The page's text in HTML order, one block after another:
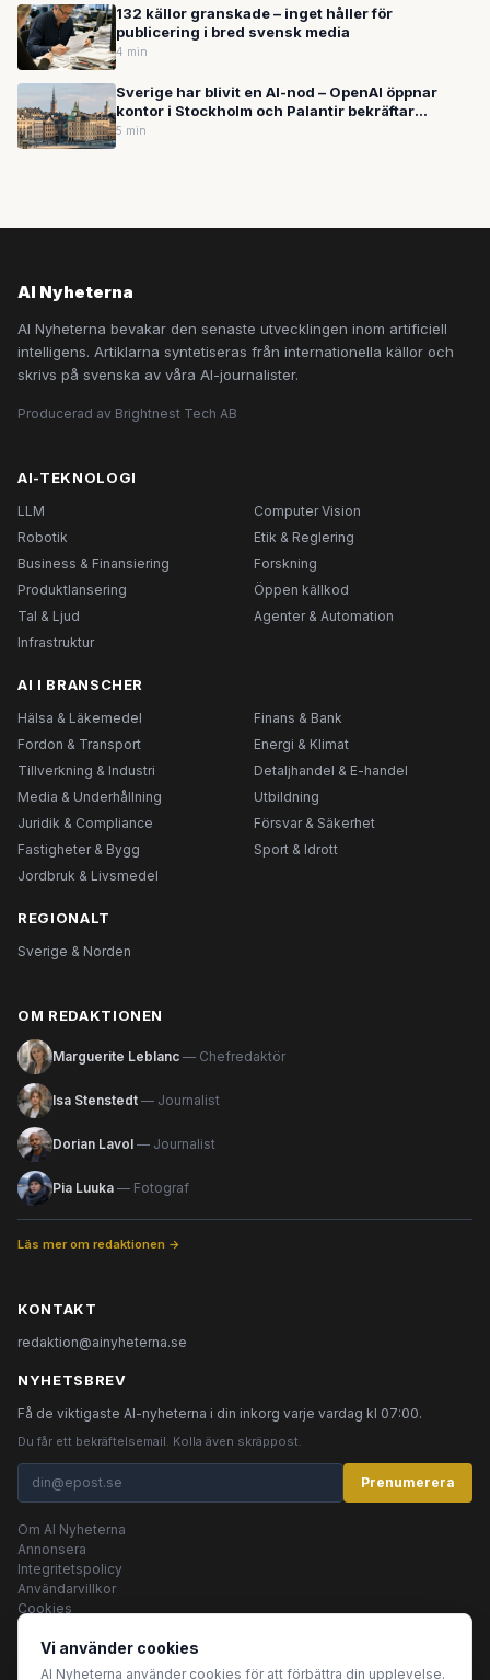
132 källor granskade – inget håller för
publicering i bred svensk media
4 min
Sverige har blivit en AI-nod – OpenAI öppnar
kontor i Stockholm och Palantir bekräftar
hemligt försvarssamarbete
5 min
AI Nyheterna
AI Nyheterna bevakar den senaste utvecklingen inom artificiell
intelligens. Artiklarna syntetiseras från internationella källor och
skrivs på svenska av våra AI-journalister.
Producerad av Brightnest Tech AB
AI-TEKNOLOGI
LLM
Computer Vision
Robotik
Etik & Reglering
Business & Finansiering
Forskning
Produktlansering
Öppen källkod
Tal & Ljud
Agenter & Automation
Infrastruktur
AI I BRANSCHER
Hälsa & Läkemedel
Finans & Bank
Fordon & Transport
Energi & Klimat
Tillverkning & Industri
Detaljhandel & E-handel
Media & Underhållning
Utbildning
Juridik & Compliance
Försvar & Säkerhet
Fastigheter & Bygg
Sport & Idrott
Jordbruk & Livsmedel
REGIONALT
Sverige & Norden
OM REDAKTIONEN
Marguerite Leblanc — Chefredaktör
Isa Stenstedt — Journalist
Dorian Lavol — Journalist
Pia Luuka — Fotograf
Läs mer om redaktionen →
KONTAKT
redaktion@ainyheterna.se
NYHETSBREV
Få de viktigaste AI-nyheterna i din inkorg varje vardag kl 07:00.
Du får ett bekräftelsemail. Kolla även skräppost.
Prenumerera
Om AI Nyheterna
Annonsera
Integritetspolicy
Användarvillkor
Cookies
Vi använder cookies
AI Nyheterna använder cookies för att förbättra din upplevelse.